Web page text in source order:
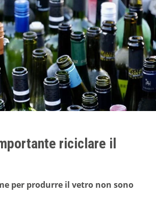
riciclare il
per produrre il vetro non sono